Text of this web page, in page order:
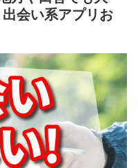
会い系アプリお